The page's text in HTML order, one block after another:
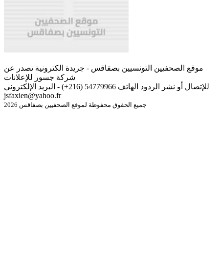
موقع الصحفيين التونسيين بصفاقس - جريدة الكترونية تصدر عن
شركة جسور للإعلانات
للإتصال أو نشر الردود الهاتف 54779966 (216+) - البريد الإلكتروني
jsfaxien@yahoo.fr
جميع الحقوق محفوظة لموقع الصحفيين بصفاقس 2026